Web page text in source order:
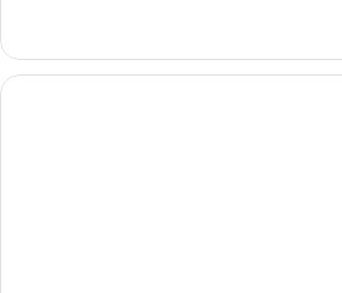
rodante
Confort